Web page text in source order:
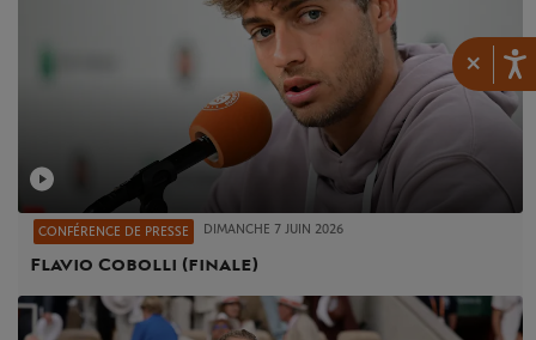
×
CONFÉRENCE DE PRESSE DIMANCHE 7 JUIN 2026
Flavio Cobolli (finale)